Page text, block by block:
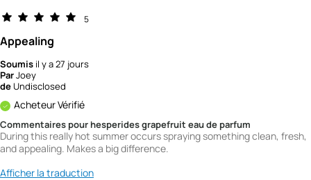
5
Appealing
Soumis il y a 27 jours
ParJoey
deUndisclosed
Acheteur Vérifié
Commentaires pour hesperides grapefruit eau de parfum
During this really hot summer occurs spraying something clean, fresh,
and appealing. Makes a big difference.
Afficher la traduction